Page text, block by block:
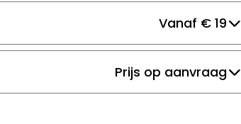
Vanaf € 19
Prijs op aanvraag